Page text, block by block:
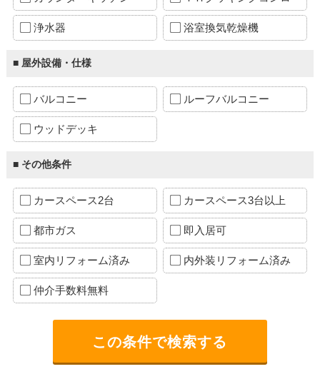
浄水器 浴室換気乾燥機
■ 屋外設備・仕様
バルコニー ルーフバルコニー
ウッドデッキ
■ その他条件
カースペース2台 カースペース3台以上
都市ガス 即入居可
室内リフォーム済み 内外装リフォーム済み
仲介手数料無料